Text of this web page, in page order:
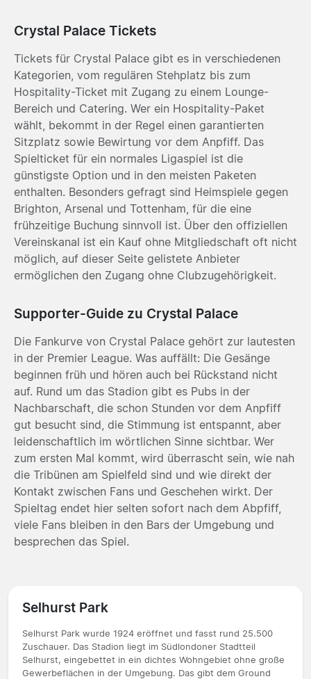
Crystal Palace Tickets
Tickets für Crystal Palace gibt es in verschiedenen
Kategorien, vom regulären Stehplatz bis zum
Hospitality-Ticket mit Zugang zu einem Lounge-
Bereich und Catering. Wer ein Hospitality-Paket
wählt, bekommt in der Regel einen garantierten
Sitzplatz sowie Bewirtung vor dem Anpfiff. Das
Spielticket für ein normales Ligaspiel ist die
günstigste Option und in den meisten Paketen
enthalten. Besonders gefragt sind Heimspiele gegen
Brighton, Arsenal und Tottenham, für die eine
frühzeitige Buchung sinnvoll ist. Über den offiziellen
Vereinskanal ist ein Kauf ohne Mitgliedschaft oft nicht
möglich, auf dieser Seite gelistete Anbieter
ermöglichen den Zugang ohne Clubzugehörigkeit.
Supporter-Guide zu Crystal Palace
Die Fankurve von Crystal Palace gehört zur lautesten
in der Premier League. Was auffällt: Die Gesänge
beginnen früh und hören auch bei Rückstand nicht
auf. Rund um das Stadion gibt es Pubs in der
Nachbarschaft, die schon Stunden vor dem Anpfiff
gut besucht sind, die Stimmung ist entspannt, aber
leidenschaftlich im wörtlichen Sinne sichtbar. Wer
zum ersten Mal kommt, wird überrascht sein, wie nah
die Tribünen am Spielfeld sind und wie direkt der
Kontakt zwischen Fans und Geschehen wirkt. Der
Spieltag endet hier selten sofort nach dem Abpfiff,
viele Fans bleiben in den Bars der Umgebung und
besprechen das Spiel.
Selhurst Park
Selhurst Park wurde 1924 eröffnet und fasst rund 25.500
Zuschauer. Das Stadion liegt im Südlondoner Stadtteil
Selhurst, eingebettet in ein dichtes Wohngebiet ohne große
Gewerbeflächen in der Umgebung. Das gibt dem Ground